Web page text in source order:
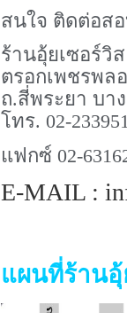
สนใจ ติดต่อส
ร้านอุ้ยเซอร์วิส
ตรอกเพชรพล
ถ.สี่พระยา บา
โทร. 02-
แฟกซ์ 02-
E-MAIL :
แผนที่ร้าน